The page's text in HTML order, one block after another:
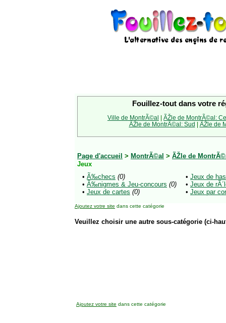
Fouillez-tout dans votre
Ville de MontrÃ©al | ÃŽle de MontrÃ©al:
ÃŽle de MontrÃ©al: Sud | ÃŽle de
Page d'accueil > MontrÃ©al > ÃŽle de
Jeux
• Ã‰checs (0)
• Ã‰nigmes & Jeu-concours (0)
• Jeux de cartes (0)
• Jeux de
• Jeux de
• Jeux par
Ajoutez votre site dans cette catégorie
Veuillez choisir une autre sous-catégorie (ci-
Ajoutez votre site dans cette catégorie